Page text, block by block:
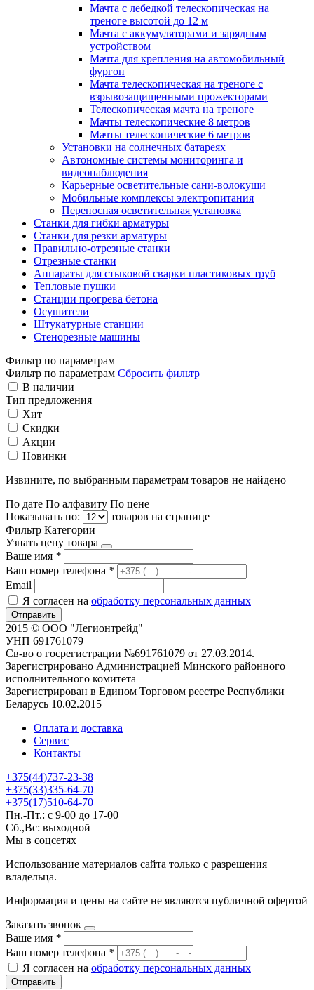
Мачта с лебедкой телескопическая на
треноге высотой до 12 м
Мачта с аккумуляторами и зарядным
устройством
Мачта для крепления на автомобильный
фургон
Мачта телескопическая на треноге с
взрывозащищенными прожекторами
Телескопическая мачта на треноге
Мачты телескопические 8 метров
Мачты телескопические 6 метров
Установки на солнечных батареях
Автономные системы мониторинга и
видеонаблюдения
Карьерные осветительные сани-волокуши
Мобильные комплексы электропитания
Переносная осветительная установка
Станки для гибки арматуры
Станки для резки арматуры
Правильно-отрезные станки
Отрезные станки
Аппараты для стыковой сварки пластиковых труб
Тепловые пушки
Станции прогрева бетона
Осушители
Штукатурные станции
Стенорезные машины
Фильтр по параметрам
Фильтр по параметрам Сбросить фильтр
В наличии
Тип предложения
Хит
Скидки
Акции
Новинки
Извините, по выбранным параметрам товаров не найдено
По дате По алфавиту По цене
Показывать по:
товаров на странице
Фильтр Категории
Узнать цену товара
Ваше имя *
Ваш номер телефона *
Email
Я согласен на обработку персональных данных
Отправить
2015 © ООО "Легионтрейд"
УНП 691761079
Св-во о госрегистрации №691761079 от 27.03.2014.
Зарегистрировано Администрацией Минского районного
исполнительного комитета
Зарегистрирован в Едином Торговом реестре Республики
Беларусь 10.02.2015
Оплата и доставка
Сервис
Контакты
+375(44)737-23-38
+375(33)335-64-70
+375(17)510-64-70
Пн.-Пт.: с 9-00 до 17-00
Сб.,Вс: выходной
Мы в соцсетях
Использование материалов сайта только с разрешения
владельца.
Информация и цены на сайте не являются публичной офертой
Заказать звонок
Ваше имя *
Ваш номер телефона *
Я согласен на обработку персональных данных
Отправить